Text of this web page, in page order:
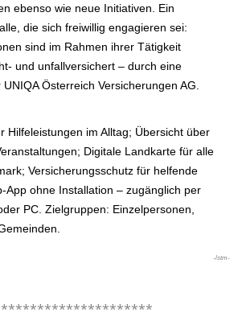
ebenso wie neue Initiativen. Ein
die sich freiwillig engagieren sei:
sind im Rahmen ihrer Tätigkeit
und unfallversichert – durch eine
Österreich Versicherungen AG.
Hilfeleistungen im Alltag; Übersicht über
Digitale Landkarte für alle
Versicherungsschutz für helfende
App ohne Installation – zugänglich per
PC. Zielgruppen: Einzelpersonen,
-lstm-